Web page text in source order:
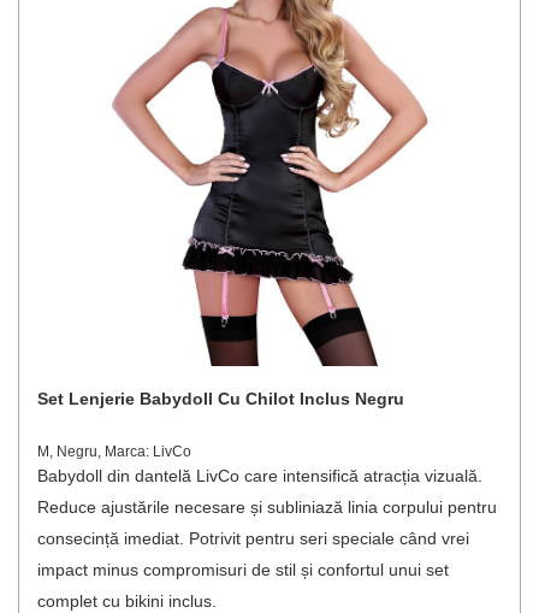
Set Lenjerie Babydoll Cu Chilot Inclus Negru
M, Negru, Marca: LivCo
Babydoll din dantelă LivCo care intensifică atracția vizuală.
Reduce ajustările necesare și subliniază linia corpului pentru
consecință imediat. Potrivit pentru seri speciale când vrei
impact minus compromisuri de stil și confortul unui set
complet cu bikini inclus.